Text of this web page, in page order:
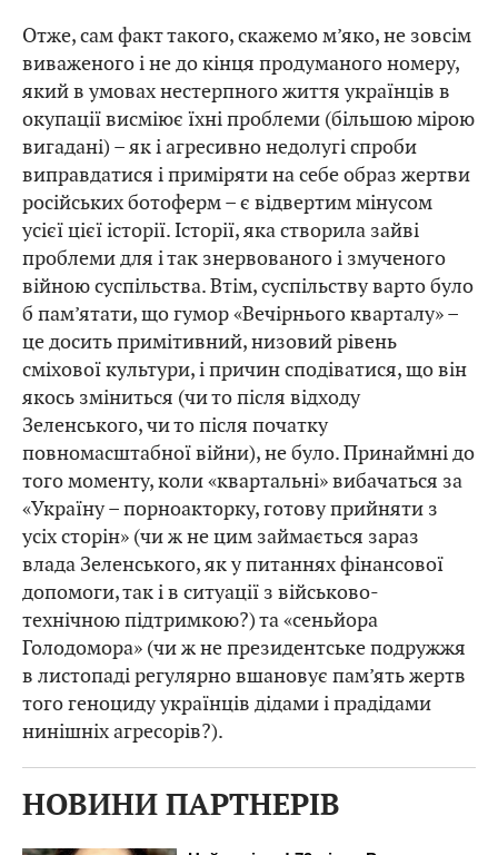
Отже, сам факт такого, скажемо м’яко, не зовсім
виваженого і не до кінця продуманого номеру,
який в умовах нестерпного життя українців в
окупації висміює їхні проблеми (більшою мірою
вигадані) – як і агресивно недолугі спроби
виправдатися і приміряти на себе образ жертви
російських ботоферм – є відвертим мінусом
усієї цієї історії. Історії, яка створила зайві
проблеми для і так знервованого і змученого
війною суспільства. Втім, суспільству варто було
б пам’ятати, що гумор «Вечірнього кварталу» –
це досить примітивний, низовий рівень
сміхової культури, і причин сподіватися, що він
якось зміниться (чи то після відходу
Зеленського, чи то після початку
повномасштабної війни), не було. Принаймні до
того моменту, коли «квартальні» вибачаться за
«Україну – порноакторку, готову прийняти з
усіх сторін» (чи ж не цим займається зараз
влада Зеленського, як у питаннях фінансової
допомоги, так і в ситуації з військово-
технічною підтримкою?) та «сеньйора
Голодомора» (чи ж не президентське подружжя
в листопаді регулярно вшановує пам’ять жертв
того геноциду українців дідами і прадідами
нинішніх агресорів?).
НОВИНИ ПАРТНЕРІВ